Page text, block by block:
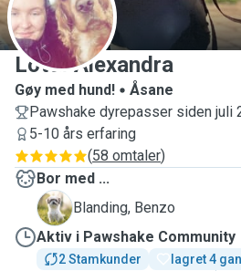
L
Lotte Alexandra
Gøy med hund!
Åsane
Pawshake dyrepasser siden juli
5-10 års erfaring
(58 omtaler)
Bor med ...
B
Blanding, Benzo
Aktiv i Pawshake Community
2 Stamkunder
lagret 4